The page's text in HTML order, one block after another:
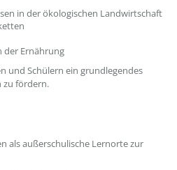
in der ökologischen Landwirtschaft
der Ernährung
und Schülern ein grundlegendes
zu fördern.
als außerschulische Lernorte zur